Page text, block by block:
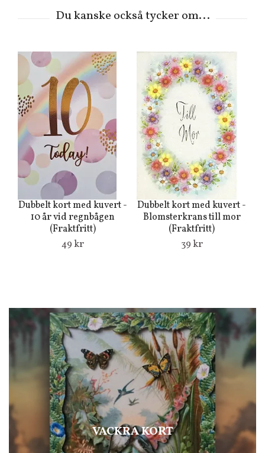
VACKRA KORT
Dubbelt kort med kuvert -
10 år vid regnbågen
(Fraktfritt)
49 kr
Dubbelt kort med kuvert -
Blomsterkrans till mor
(Fraktfritt)
39 kr